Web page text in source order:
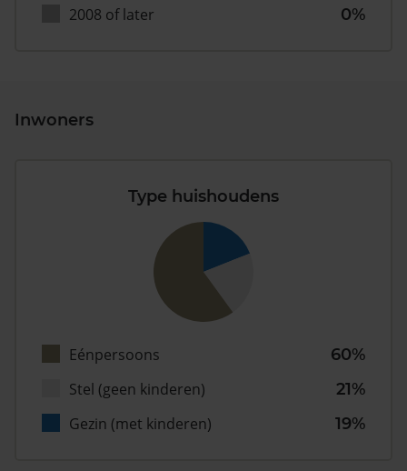
2008 of later
0%
Inwoners
Type huishoudens
Eénpersoons
60%
Stel (geen kinderen)
21%
Gezin (met kinderen)
19%